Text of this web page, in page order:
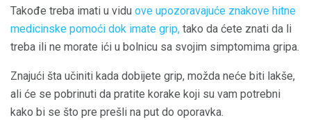
Takođe treba imati u vidu ove upozoravajuće znakove hitne
medicinske pomoći dok imate grip, tako da ćete znati da li
treba ili ne morate ići u bolnicu sa svojim simptomima gripa.
Znajući šta učiniti kada dobijete grip, možda neće biti lakše,
ali će se pobrinuti da pratite korake koji su vam potrebni
kako bi se što pre prešli na put do oporavka.